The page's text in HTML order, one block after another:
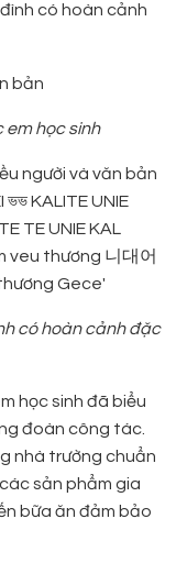
có hoàn cảnh
em học sinh
có hoàn cảnh đặc
học sinh đã biểu
đoàn công tác.
nhà trường chuẩn
sản phẩm gia
bữa ăn đảm bảo